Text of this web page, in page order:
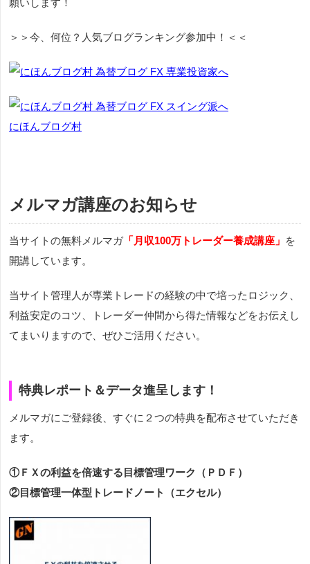
願いします！
＞＞今、何位？人気ブログランキング参加中！＜＜
にほんブログ村
メルマガ講座のお知らせ
当サイトの無料メルマガ 「月収100万トレーダー養成講座」 を
開講しています。
当サイト管理人が専業トレードの経験の中で培ったロジック、
利益安定のコツ、トレーダー仲間から得た情報などをお伝えし
てまいりますので、ぜひご活用ください。
特典レポート＆データ進呈します！
メルマガにご登録後、すぐに２つの特典を配布させていただき
ます。
①ＦＸの利益を倍速する目標管理ワーク（ＰＤＦ）
②目標管理一体型トレードノート（エクセル）